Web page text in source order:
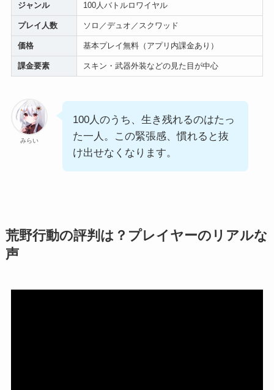
ジャンル 100人バトルロワイヤル
プレイ人数 ソロ／デュオ／スクワッド
価格 基本プレイ無料（アプリ内課金あり）
課金要素 スキン・武器外装などの見た目が中心
みらい
100人のうち、生き残れるのはたっ
た一人。この緊張感、慣れると抜
け出せなくなります。
荒野行動の評判は？プレイヤーのリアルな
声